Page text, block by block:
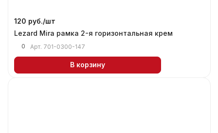
120 руб./шт
Lezard Mira рамка 2-я горизонтальная крем
0 Арт. 701-0300-147
В корзину